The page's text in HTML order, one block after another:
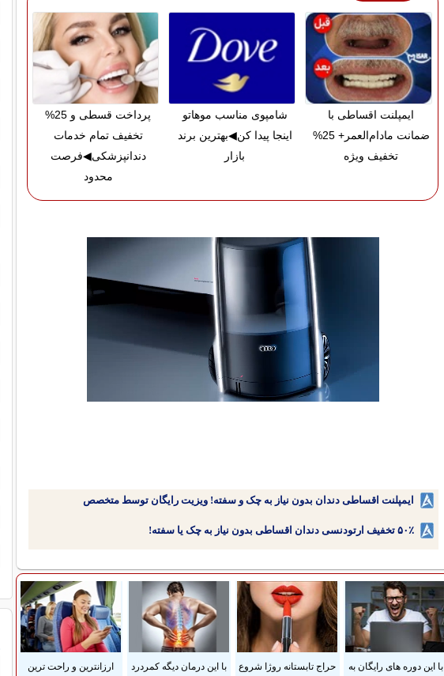
ایمپلنت اقساطی با
ضمانت مادام‌العمر+ 25%
تخفیف ویژه
شامپوی مناسب موهاتو
اینجا پیدا کن◀بهترین برند
بازار
پرداخت قسطی و 25%
تخفیف تمام خدمات
دندانپزشکی◀فرصت
محدود
ایمپلنت اقساطی دندان بدون نیاز به چک و سفته! ویزیت رایگان توسط متخصص
۵۰٪ تخفیف ارتودنسی دندان اقساطی بدون نیاز به چک یا سفته!
با این دوره های رایگان به
حراج تابستانه روژا شروع
با این درمان دیگه کمردرد
ارزانترین و راحت ترین